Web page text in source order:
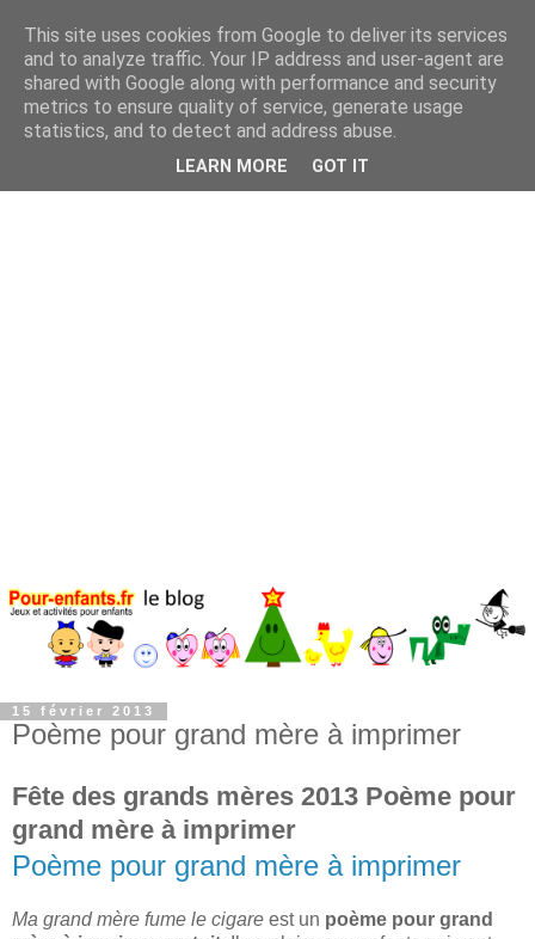
15 février 2013
Poème pour grand mère à imprimer
Fête des grands mères 2013 Poème pour
grand mère à imprimer
Poème pour grand mère à imprimer
Ma grand mère fume le cigare est un poème pour grand
This site uses cookies from Google to deliver its services
and to analyze traffic. Your IP address and user-agent are
shared with Google along with performance and security
metrics to ensure quality of service, generate usage
statistics, and to detect and address abuse.
LEARN MORE GOT IT